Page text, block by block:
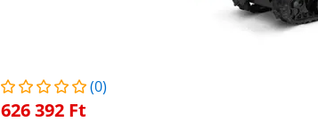
(0)
626 392 Ft